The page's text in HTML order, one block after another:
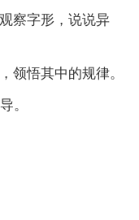
察字形，说说异
领悟其中的规律。
。